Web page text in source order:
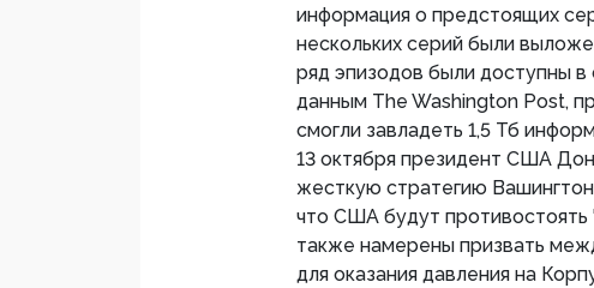
информация о предстоящих
нескольких серий были
ряд эпизодов были доступны
данным The Washington Post,
смогли завладеть 1,5 Тб
13 октября президент США
жесткую стратегию
что США будут
также намерены призвать
для оказания давления на